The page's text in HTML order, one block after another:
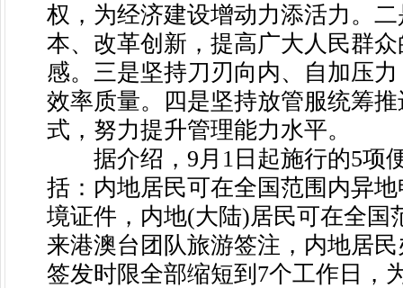
权，为经济建设增动力添活力。
本、改革创新，提高广大人民群
感。三是坚持刀刃向内、自加压
效率质量。四是坚持放管服统筹
式，努力提升管理能力水平。
据介绍，9月1日起施行的5项
括：内地居民可在全国范围内异
境证件，内地(大陆)居民可在全国
来港澳台团队旅游签注，内地居
签发时限全部缩短到7个工作日，